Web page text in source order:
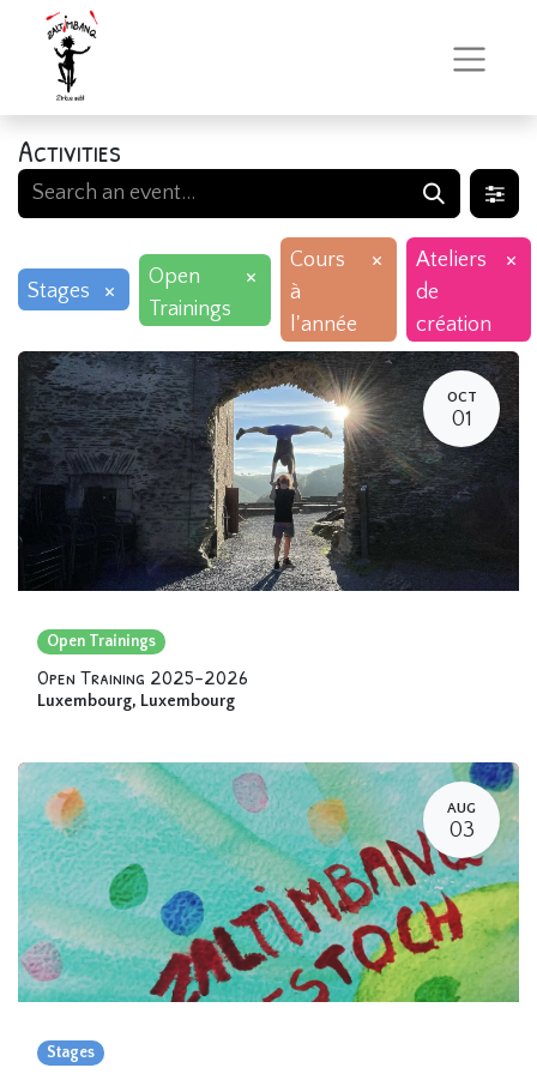
Activities
Stages ×
Open
Trainings
×
Cours
à
l'année
×
Ateliers
de
création
×
OCT
01
Open Trainings
Open Training 2025-2026
Luxembourg, Luxembourg
AUG
03
Stages